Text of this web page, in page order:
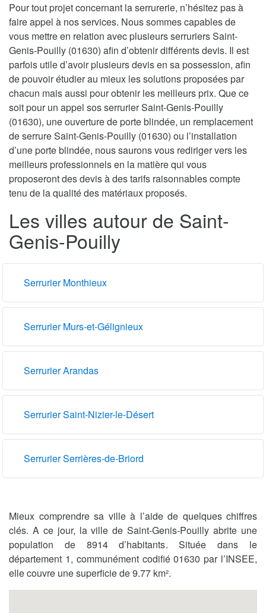
Pour tout projet concernant la serrurerie, n’hésitez pas à
faire appel à nos services. Nous sommes capables de
vous mettre en relation avec plusieurs serruriers Saint-
Genis-Pouilly (01630) afin d’obtenir différents devis. Il est
parfois utile d’avoir plusieurs devis en sa possession, afin
de pouvoir étudier au mieux les solutions proposées par
chacun mais aussi pour obtenir les meilleurs prix. Que ce
soit pour un appel sos serrurier Saint-Genis-Pouilly
(01630), une ouverture de porte blindée, un remplacement
de serrure Saint-Genis-Pouilly (01630) ou l’installation
d’une porte blindée, nous saurons vous rediriger vers les
meilleurs professionnels en la matière qui vous
proposeront des devis à des tarifs raisonnables compte
tenu de la qualité des matériaux proposés.
Les villes autour de Saint-
Genis-Pouilly
Serrurier Monthieux
Serrurier Murs-et-Gélignieux
Serrurier Arandas
Serrurier Saint-Nizier-le-Désert
Serrurier Serrières-de-Briord
Mieux comprendre sa ville à l’aide de quelques chiffres
clés. A ce jour, la ville de Saint-Genis-Pouilly abrite une
population de 8914 d’habitants. Située dans le
département 1, communément codifié 01630 par l’INSEE,
elle couvre une superficie de 9.77 km².